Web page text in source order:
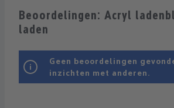
Beoordelingen: Acryl
laden
Geen beoordelingen
inzichten met anderen.